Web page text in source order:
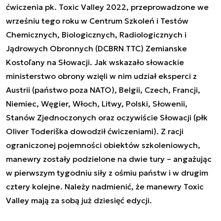
ćwiczenia pk. Toxic Valley 2022, przeprowadzone we
wrześniu tego roku w Centrum Szkoleń i Testów
Chemicznych, Biologicznych, Radiologicznych i
Jądrowych Obronnych (DCBRN TTC) Zemianske
Kostoľany na Słowacji. Jak wskazało słowackie
ministerstwo obrony wzięli w nim udział eksperci z
Austrii (państwo poza NATO), Belgii, Czech, Francji,
Niemiec, Węgier, Włoch, Litwy, Polski, Słowenii,
Stanów Zjednoczonych oraz oczywiście Słowacji (płk
Oliver Toderiška dowodził ćwiczeniami). Z racji
ograniczonej pojemności obiektów szkoleniowych,
manewry zostały podzielone na dwie tury – angażując
w pierwszym tygodniu siły z ośmiu państw i w drugim
cztery kolejne. Należy nadmienić, że manewry Toxic
Valley mają za sobą już dziesięć edycji.